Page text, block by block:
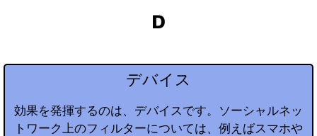
D
デバイス
効果を発揮するのは、デバイスです。ソーシャルネッ
トワーク上のフィルターについては、例えばスマホや